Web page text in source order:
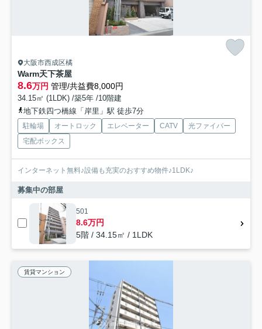
大阪市西成区橘
Warm天下茶屋
8.6万円 管理/共益費8,000円
34.15㎡ (1LDK) /築5年 /10階建
地下鉄四つ橋線「岸里」駅 徒歩7分
駐輪場 オートロック エレベーター CATV
光ファイバー
宅配ボックス
インターネット無料♪設備も充実のおすすめ物件♪1LDK♪
募集中の部屋
501
8.6万円
5階 / 34.15㎡ / 1LDK
賃貸マンション